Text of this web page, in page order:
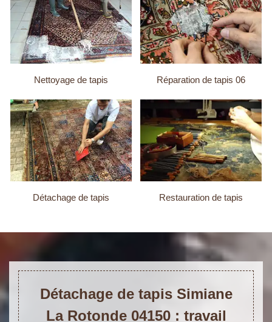
Nettoyage de tapis Réparation de tapis 06
Détachage de tapis Restauration de tapis
Détachage de tapis Simiane
La Rotonde 04150 : travail